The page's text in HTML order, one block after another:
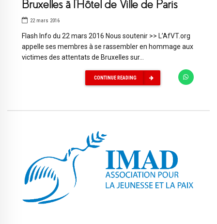
Bruxelles à l’Hôtel de Ville de Paris
22 mars 2016
Flash Info du 22 mars 2016 Nous soutenir >> L’AfVT.org
appelle ses membres à se rassembler en hommage aux
victimes des attentats de Bruxelles sur...
CONTINUE READING